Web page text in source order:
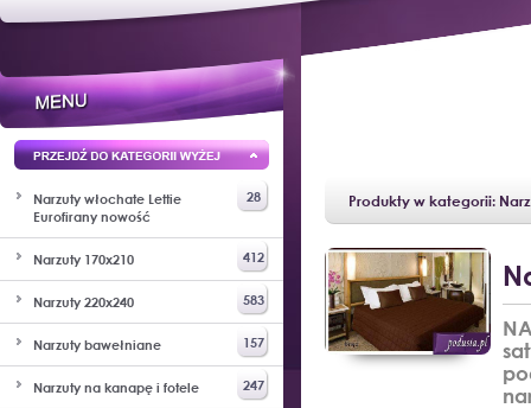
Narzuty włochate Lettie
Eurofirany nowość
28
Narzuty 170x210 412
Narzuty 220x240 583
Narzuty bawełniane 157
Narzuty na kanapę i fotele 247
Produkty w kategorii: